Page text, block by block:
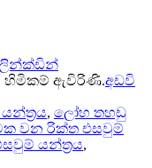
හිමිකම් ඇවිරිණි.අඩවි
, ලෝහ තහඩු
වන රික්ත එසවුම්
යන්ත්‍රය,